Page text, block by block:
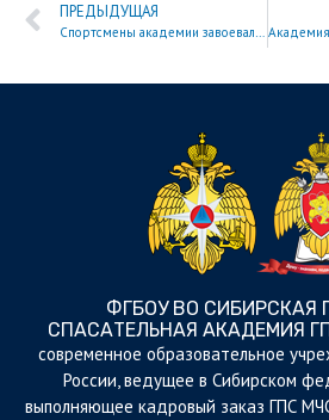
ПРЕДЫДУЩАЯ
Спортсмены академии завоевали серебряные медали на Чемпионате города по волейболу
ФГБОУ ВО
СПАСАТЕЛЬНАЯ АКАДЕМИЯ
cовременное образовательное
России, ведущее в Сибирском
выполняющее кадровый заказ ГПС